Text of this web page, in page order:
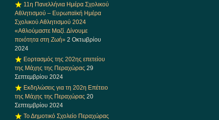
11η Πανελλήνια Ημέρα Σχολικού
Αθλητισμού – Ευρωπαϊκή Ημέρα
Σχολικού Αθλητισμού 2024
«Αθλούμαστε Μαζί. Δίνουμε
ποιότητα στη Ζωή» 2 Οκτωβρίου
2024
Εορτασμός της 202ης επετείου
της Μάχης της Περαχώρας 29
Σεπτεμβρίου 2024
Εκδηλώσεις για τη 202η Επέτειο
της Μάχης της Περαχώρας 20
Σεπτεμβρίου 2024
Το Δημοτικό Σχολείο Περαχώρας